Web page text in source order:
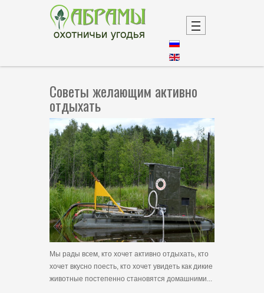
Советы желающим активно
отдыхать
Мы рады всем, кто хочет активно отдыхать, кто
хочет вкусно поесть, кто хочет увидеть как дикие
животные постепенно становятся домашними...